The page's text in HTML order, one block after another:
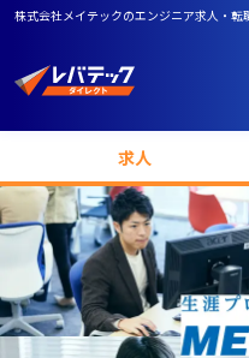
株式会社メイテックのエンジニア求人・
求人